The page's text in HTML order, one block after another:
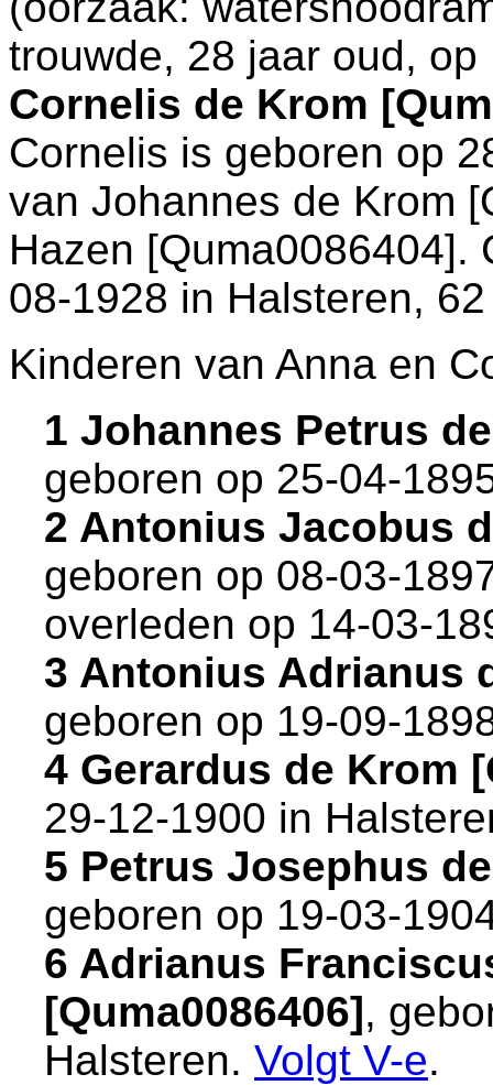
trouwde, 28 jaar oud,
Cornelis de Krom
Cornelis is geboren op
van Johannes de Krom
Hazen [Quma0086404].
08-1928 in Halsteren,
Kinderen van Anna en
1 Johannes Petrus
geboren op 25-04-
2 Antonius Jacobus
geboren op 08-03-
overleden op 14-03-
3 Antonius Adrianus
geboren op 19-09-
4 Gerardus de Krom
29-12-1900 in
5 Petrus Josephus
geboren op 19-03-
6 Adrianus
[Quma0086406],
Halsteren. Volgt V-e.